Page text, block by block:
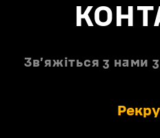
Звʼяжіться з нами